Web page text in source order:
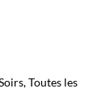
Toutes les